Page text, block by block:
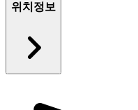
위치정보